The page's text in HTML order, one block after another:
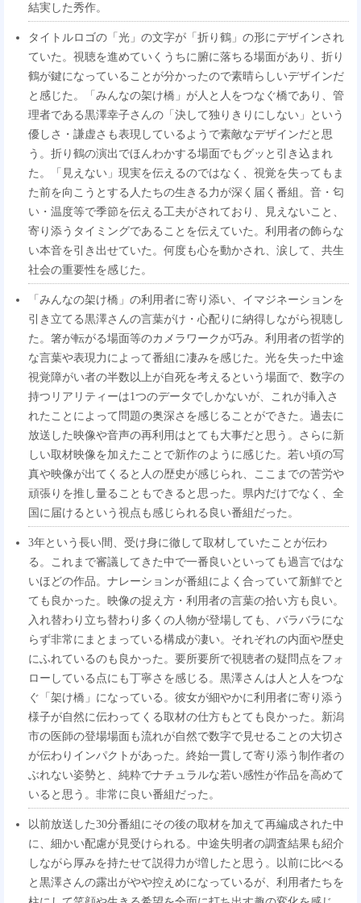
結実した秀作。
タイトルロゴの「光」の文字が「折り鶴」の形にデザインされ
ていた。視聴を進めていくうちに腑に落ちる場面があり、折り
鶴が鍵になっていることが分かったので素晴らしいデザインだ
と感じた。「みんなの架け橋」が人と人をつなぐ橋であり、管
理者である黒澤幸子さんの「決して独りきりにしない」という
優しさ・謙虚さも表現しているようで素敵なデザインだと思
う。折り鶴の演出でほんわかする場面でもグッと引き込まれ
た。「見えない」現実を伝えるのではなく、視覚を失ってもま
た前を向こうとする人たちの生きる力が深く届く番組。音・匂
い・温度等で季節を伝える工夫がされており、見えないこと、
寄り添うタイミングであることを伝えていた。利用者の飾らな
い本音を引き出せていた。何度も心を動かされ、涙して、共生
社会の重要性を感じた。
「みんなの架け橋」の利用者に寄り添い、イマジネーションを
引き立てる黒澤さんの言葉がけ・心配りに納得しながら視聴し
た。箸が転がる場面等のカメラワークが巧み。利用者の哲学的
な言葉や表現力によって番組に凄みを感じた。光を失った中途
視覚障がい者の半数以上が自死を考えるという場面で、数字の
持つリアリティーは1つのデータでしかないが、これが挿入さ
れたことによって問題の奥深さを感じることができた。過去に
放送した映像や音声の再利用はとても大事だと思う。さらに新
しい取材映像を加えたことで新作のように感じた。若い頃の写
真や映像が出てくると人の歴史が感じられ、ここまでの苦労や
頑張りを推し量ることもできると思った。県内だけでなく、全
国に届けるという視点も感じられる良い番組だった。
3年という長い間、受け身に徹して取材していたことが伝わ
る。これまで審議してきた中で一番良いといっても過言ではな
いほどの作品。ナレーションが番組によく合っていて新鮮でと
ても良かった。映像の捉え方・利用者の言葉の拾い方も良い。
入れ替わり立ち替わり多くの人物が登場しても、バラバラにな
らず非常にまとまっている構成が凄い。それぞれの内面や歴史
にふれているのも良かった。要所要所で視聴者の疑問点をフォ
ローしている点にも丁寧さを感じる。黒澤さんは人と人をつな
ぐ「架け橋」になっている。彼女が細やかに利用者に寄り添う
様子が自然に伝わってくる取材の仕方もとても良かった。新潟
市の医師の登場場面も流れが自然で数字で見せることの大切さ
が伝わりインパクトがあった。終始一貫して寄り添う制作者の
ぶれない姿勢と、純粋でナチュラルな若い感性が作品を高めて
いると思う。非常に良い番組だった。
以前放送した30分番組にその後の取材を加えて再編成された中
に、細かい配慮が見受けられる。中途失明者の調査結果も紹介
しながら厚みを持たせて説得力が増したと思う。以前に比べる
と黒澤さんの露出がやや控えめになっているが、利用者たちを